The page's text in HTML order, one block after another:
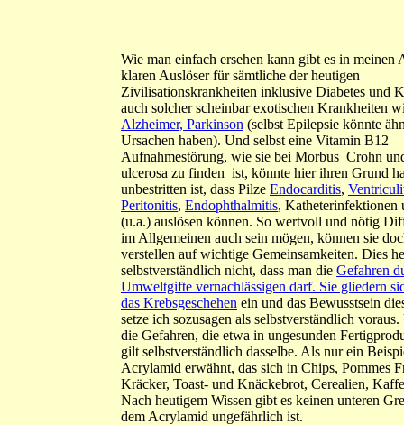
Wie man einfach ersehen kann gibt es in meinen
klaren Auslöser für sämtliche der heutigen
Zivilisationskrankheiten inklusive Diabetes und
auch solcher scheinbar exotischen Krankheiten
Alzheimer, Parkinson (selbst Epilepsie könnte
Ursachen haben). Und selbst eine Vitamin B12
Aufnahmestörung, wie sie bei Morbus Crohn
ulcerosa zu finden ist, könnte hier ihren Grund
unbestritten ist, dass Pilze Endocarditis,
Peritonitis, Endophthalmitis, Katheterinfektionen
(u.a.) auslösen können. So wertvoll und nötig
im Allgemeinen auch sein mögen, können sie
verstellen auf wichtige Gemeinsamkeiten. Dies
selbstverständlich nicht, dass man die Gefahren
Umweltgifte vernachlässigen darf. Sie gliedern
das Krebsgeschehen ein und das Bewusstsein
setze ich sozusagen als selbstverständlich
die Gefahren, die etwa in ungesunden
gilt selbstverständlich dasselbe. Als nur ein
Acrylamid erwähnt, das sich in Chips, Pommes
Kräcker, Toast- und Knäckebrot, Cerealien,
Nach heutigem Wissen gibt es keinen unteren
dem Acrylamid ungefährlich ist.